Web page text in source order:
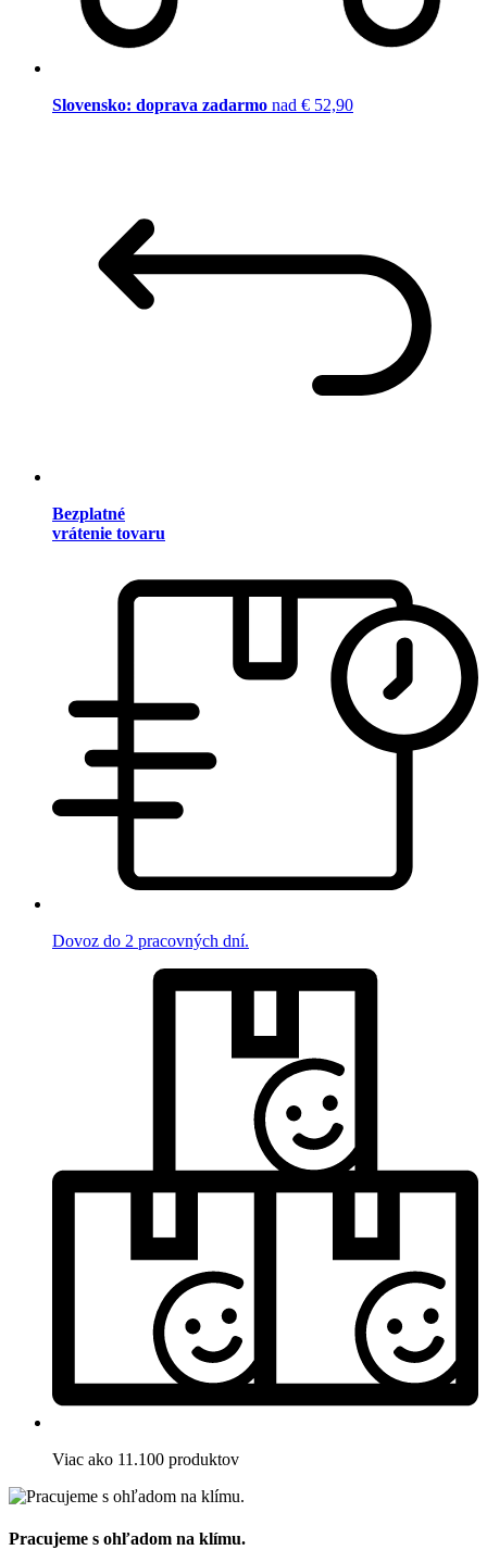
Slovensko: doprava zadarmo nad € 52,90
Bezplatné
vrátenie tovaru
Dovoz do 2 pracovných dní.
Viac ako 11.100 produktov
Pracujeme s ohľadom na klímu.